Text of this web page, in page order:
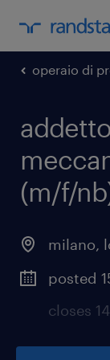
operaio di
(m/f/
milano,
posted
closes